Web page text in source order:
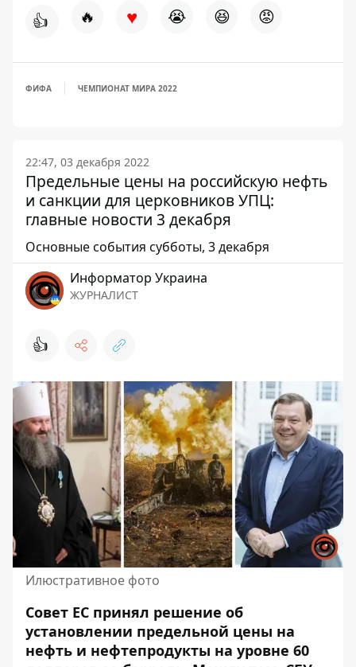
👍 🔥 ♥ 😭 😆 😡
ФИФА ЧЕМПИОНАТ МИРА 2022
22:47, 03 декабря 2022
Предельные цены на российскую нефть
и санкции для церковников УПЦ:
главные новости 3 декабря
Основные события субботы, 3 декабря
Информатор Украина
ЖУРНАЛИСТ
👍
Илюстративное фото
Совет ЕС принял решение об
установлении предельной цены на
нефть и нефтепродукты на уровне 60